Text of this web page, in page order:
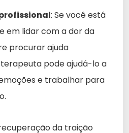
: Se você está
em lidar com a dor da
procurar ajuda
pode ajudá-lo a
e trabalhar para
da traição